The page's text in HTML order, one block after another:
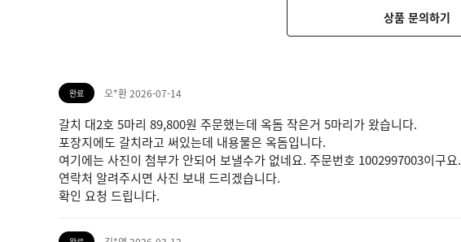
상품 문의하기
완료 오*환 2026-07-14
갈치 대2호 5마리 89,800원 주문했는데 옥돔 작은거 5마리가 왔습니다.
포장지에도 갈치라고 써있는데 내용물은 옥돔입니다.
여기에는 사진이 첨부가 안되어 보낼수가 없네요. 주문번호 1002997003이구요.
연락처 알려주시면 사진 보내 드리겠습니다.
확인 요청 드립니다.